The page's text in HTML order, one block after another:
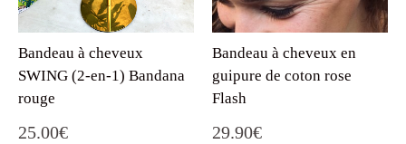
Bandeau à cheveux
SWING (2-en-1) Bandana
rouge
25.00€
Bandeau à cheveux en
guipure de coton rose
Flash
29.90€